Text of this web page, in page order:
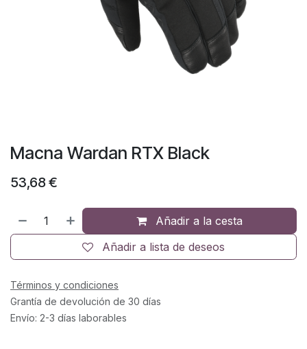
Macna Wardan RTX Black
53,68€
Añadir a la cesta
Añadir a lista de deseos
Términos y condiciones
Grantía de devolución de 30 días
Envío: 2-3 días laborables